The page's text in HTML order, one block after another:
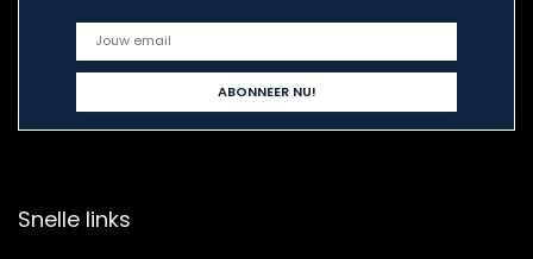
Snelle links